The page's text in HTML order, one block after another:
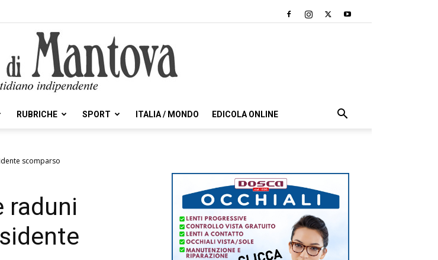
Voce
RUBRICHE SPORT ITALIA / MONDO EDICOLA ONLINE
scomparso
raduni